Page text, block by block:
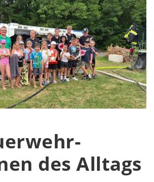
des Alltags